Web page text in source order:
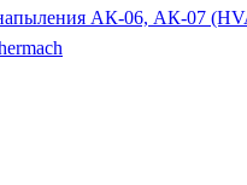
напыления АК-06, АК-07